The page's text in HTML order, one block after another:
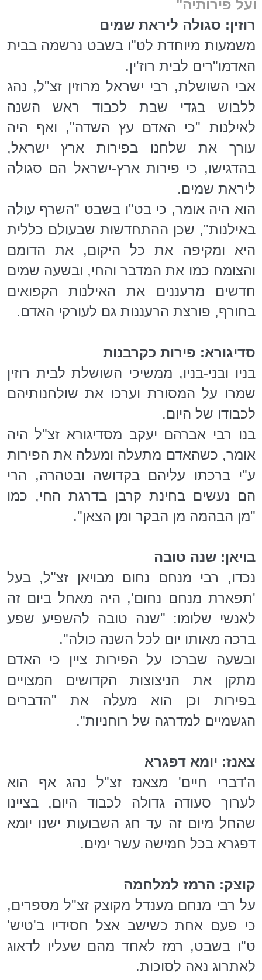
ועל פירותיה"
רוזין: סגולה ליראת שמים
משמעות מיוחדת לט"ו בשבט נרשמה בבית
האדמו"רים לבית רוז'ין.
אבי השושלת, רבי ישראל מרוזין זצ"ל, נהג
ללבוש בגדי שבת לכבוד ראש השנה
לאילנות "כי האדם עץ השדה", ואף היה
עורך את שלחנו בפירות ארץ ישראל,
בהדגישו, כי פירות ארץ-ישראל הם סגולה
ליראת שמים.
הוא היה אומר, כי בט"ו בשבט "השרף עולה
באילנות", שכן ההתחדשות שבעולם כללית
היא ומקיפה את כל היקום, את הדומם
והצומח כמו את המדבר והחי, ובשעה שמים
חדשים מרעננים את האילנות הקפואים
בחורף, פורצת הרעננות גם לעורקי האדם.
סדיגורא: פירות כקרבנות
בניו ובני-בניו, ממשיכי השושלת לבית רוזין
שמרו על המסורת וערכו את שולחנותיהם
לכבודו של היום.
בנו רבי אברהם יעקב מסדיגורא זצ"ל היה
אומר, כשהאדם מתעלה ומעלה את הפירות
ע"י ברכתו עליהם בקדושה ובטהרה, הרי
הם נעשים בחינת קרבן בדרגת החי, כמו
"מן הבהמה מן הבקר ומן הצאן".
בויאן: שנה טובה
נכדו, רבי מנחם נחום מבויאן זצ"ל, בעל
'תפארת מנחם נחום', היה מאחל ביום זה
לאנשי שלומו: "שנה טובה להשפיע שפע
ברכה מאותו יום לכל השנה כולה".
ובשעה שברכו על הפירות ציין כי האדם
מתקן את הניצוצות הקדושים המצויים
בפירות וכן הוא מעלה את "הדברים
הגשמיים למדרגה של רוחניות".
צאנז: יומא דפגרא
ה'דברי חיים' מצאנז זצ"ל נהג אף הוא
לערוך סעודה גדולה לכבוד היום, בציינו
שהחל מיום זה עד חג השבועות ישנו יומא
דפגרא בכל חמישה עשר ימים.
קוצק: הרמז למלחמה
על רבי מנחם מענדל מקוצק זצ"ל מספרים,
כי פעם אחת כשישב אצל חסידיו ב'טיש'
ט"ו בשבט, רמז לאחד מהם שעליו לדאוג
לאתרוג נאה לסוכות.